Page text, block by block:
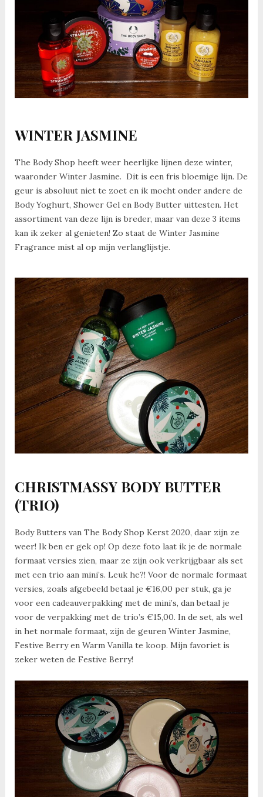
WINTER JASMINE
The Body Shop heeft weer heerlijke lijnen deze winter,
waaronder Winter Jasmine. Dit is een fris bloemige lijn. De
geur is absoluut niet te zoet en ik mocht onder andere de
Body Yoghurt, Shower Gel en Body Butter uittesten. Het
assortiment van deze lijn is breder, maar van deze 3 items
kan ik zeker al genieten! Zo staat de Winter Jasmine
Fragrance mist al op mijn verlanglijstje.
CHRISTMASSY BODY BUTTER
(TRIO)
Body Butters van The Body Shop Kerst 2020, daar zijn ze
weer! Ik ben er gek op! Op deze foto laat ik je de normale
formaat versies zien, maar ze zijn ook verkrijgbaar als set
met een trio aan mini’s. Leuk he?! Voor de normale formaat
versies, zoals afgebeeld betaal je €16,00 per stuk, ga je
voor een cadeauverpakking met de mini’s, dan betaal je
voor de verpakking met de trio’s €15,00. In de set, als wel
in het normale formaat, zijn de geuren Winter Jasmine,
Festive Berry en Warm Vanilla te koop. Mijn favoriet is
zeker weten de Festive Berry!